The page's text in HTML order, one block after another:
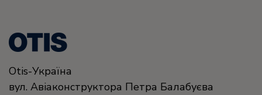
Otis-Україна
вул. Авіаконструктора Петра Балабуєва